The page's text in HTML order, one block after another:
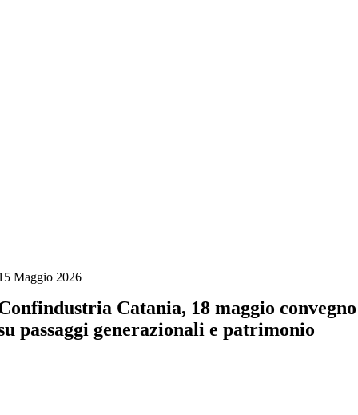
Maggio 2026
Catania, 18 maggio convegno
passaggi generazionali e patrimonio